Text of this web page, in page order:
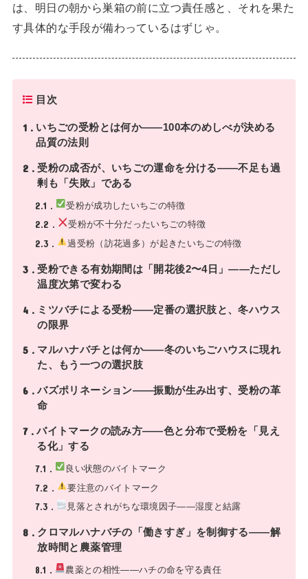
は、明日の朝から巣箱の前に立つ責任感と、それを果た
す具体的な手段が備わっているはずじゃ。
目次
1
いちごの受粉とは何か——100本のめしべが決める
品質の法則
2
受粉の成否が、いちごの運命を分ける——不足も過
剰も「失敗」である
2.1 受粉が成功したいちごの特徴
2.2 受粉が不十分だったいちごの特徴
2.3 過受粉（訪花過多）が起きたいちごの特徴
3
受粉できる有効期間は「開花後2〜4日」——ただし
温度次第で変わる
4
ミツバチによる受粉——定番の選択肢と、冬ハウス
の限界
5
マルハナバチとは何か——冬のいちごハウスに現れ
た、もう一つの選択肢
6
バズポリネーション——振動が生み出す、受粉の革
命
7
バイトマークの読み方——色と分布で受粉を「見え
る化」する
7.1 良い状態のバイトマーク
7.2 要注意のバイトマーク
7.3 見落とされがちな環境因子——湿度と結露
8
クロマルハナバチの「働きすぎ」を制御する——解
放時間と農薬管理
8.1 農薬との相性——ハチの命を守る責任